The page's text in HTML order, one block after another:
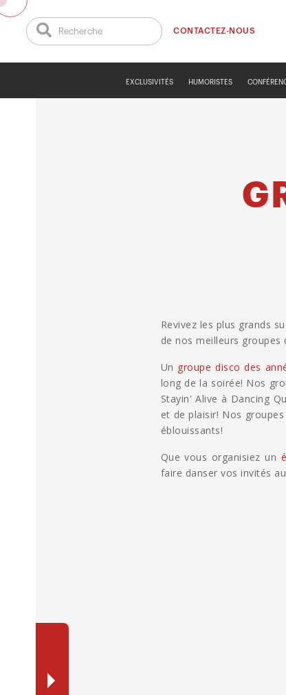
CONTACTEZ-NOUS
EXCLUSIVITÉS HUMORISTES
Revivez les plus grands
de nos meilleurs
Un groupe disco des
long de la soirée! Nos
Stayin' Alive à Dancing
et de plaisir! Nos
éblouissants!
Que vous organisiez un
faire danser vos invités